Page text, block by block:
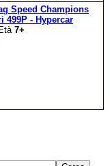
Speed Champions
499P - Hypercar
7+